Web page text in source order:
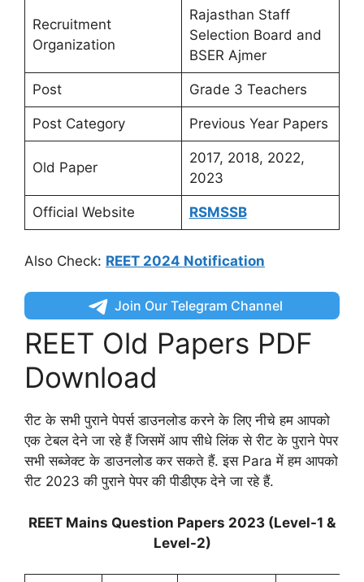
Recruitment
Organization
Rajasthan Staff
Selection Board and
BSER Ajmer
Post Grade 3 Teachers
Post Category Previous Year Papers
Old Paper
2017, 2018, 2022,
2023
Official Website RSMSSB
Also Check: REET 2024 Notification
Join Our Telegram Channel
REET Old Papers PDF
Download
रीट के सभी पुराने पेपर्स डाउनलोड करने के लिए नीचे हम आपको
एक टेबल देने जा रहे हैं जिसमें आप सीधे लिंक से रीट के पुराने पेपर
सभी सब्जेक्ट के डाउनलोड कर सकते हैं. इस Para में हम आपको
रीट 2023 की पुराने पेपर की पीडीएफ देने जा रहे हैं.
REET Mains Question Papers 2023 (Level-1 &
Level-2)